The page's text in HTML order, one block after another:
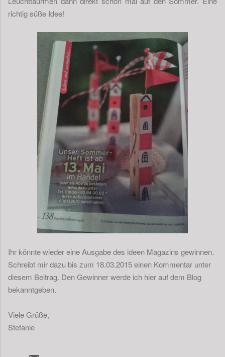
richtig süße Idee!
Ihr könnte wieder eine Ausgabe des ideen Magazins gewinnen.
Schreibt mir dazu bis zum 18.03.2015 einen Kommentar unter
diesem Beitrag. Den Gewinner werde ich hier auf dem Blog
bekanntgeben.
Viele Grüße,
Stefanie